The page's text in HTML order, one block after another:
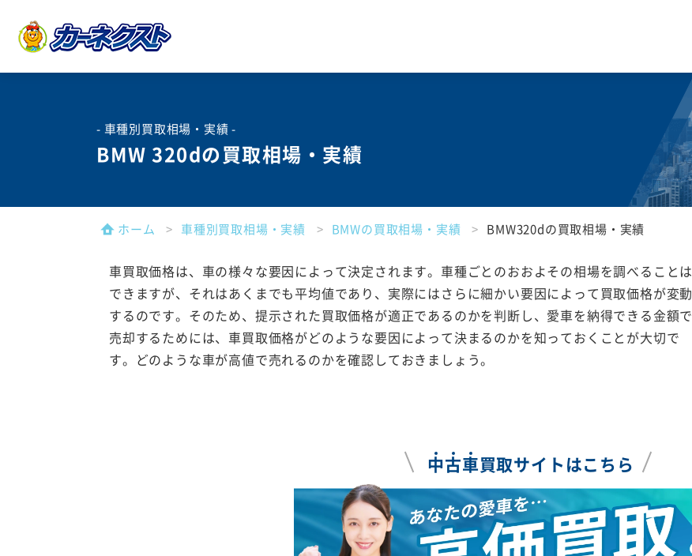
- 車種別買取相場・実績 -
BMW 320dの買取相場・実績
ホーム 車種別買取相場・実績 BMWの買取相場・実績 BMW320dの買取相場・実績
車買取価格は、車の様々な要因によって決定されます。車種ごとのおおよその相場を調べることは
できますが、それはあくまでも平均値であり、実際にはさらに細かい要因によって買取価格が変動
するのです。そのため、提示された買取価格が適正であるのかを判断し、愛車を納得できる金額で
売却するためには、車買取価格がどのような要因によって決まるのかを知っておくことが大切で
す。どのような車が高値で売れるのかを確認しておきましょう。
中古車買取サイトはこちら